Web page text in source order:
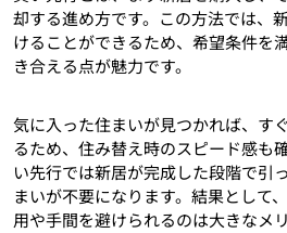
却する進め方です。この方法では、
けることができるため、希望条件を
き合える点が魅力です。
気に入った住まいが見つかれば、す
るため、住み替え時のスピード感も
い先行では新居が完成した段階で引
まいが不要になります。結果として
用や手間を避けられるのは大きなメ